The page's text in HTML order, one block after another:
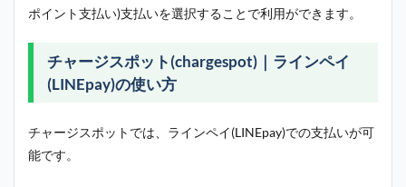
ポイント支払い)支払いを選択することで利用ができます。
チャージスポット(chargespot)｜ラインペイ
(LINEpay)の使い方
チャージスポットでは、ラインペイ(LINEpay)での支払いが可
能です。